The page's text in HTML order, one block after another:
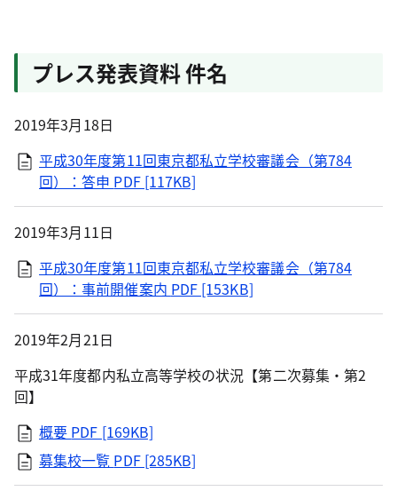
プレス発表資料 件名
2019年3月18日
平成30年度第11回東京都私立学校審議会（第784
回）：答申 PDF [117KB]
2019年3月11日
平成30年度第11回東京都私立学校審議会（第784
回）：事前開催案内 PDF [153KB]
2019年2月21日
平成31年度都内私立高等学校の状況【第二次募集・第2
回】
概要 PDF [169KB]
募集校一覧 PDF [285KB]